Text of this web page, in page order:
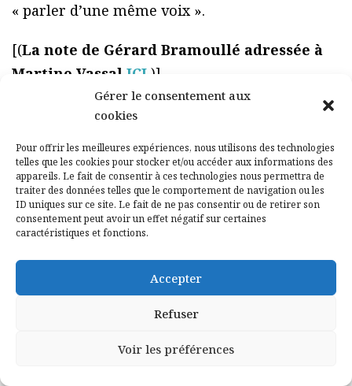
Gérer le consentement aux
cookies
Pour offrir les meilleures expériences, nous utilisons des technologies
telles que les cookies pour stocker et/ou accéder aux informations des
appareils. Le fait de consentir à ces technologies nous permettra de
traiter des données telles que le comportement de navigation ou les
ID uniques sur ce site. Le fait de ne pas consentir ou de retirer son
consentement peut avoir un effet négatif sur certaines
caractéristiques et fonctions.
Accepter
Refuser
Voir les préférences
« parler d’une même voix ».
[(La note de Gérard Bramoullé adressée à
Martine Vassal ICI )]
Signaler un contenu ou un message illicite